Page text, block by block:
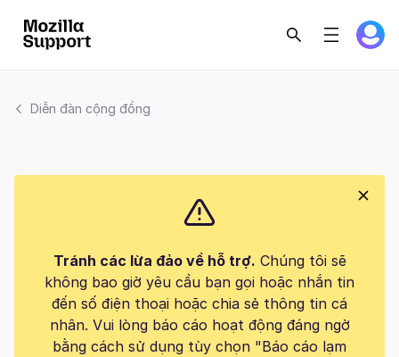
Diễn đàn cộng đồng
Tránh các lừa đảo về hỗ trợ. Chúng tôi sẽ
không bao giờ yêu cầu bạn gọi hoặc nhắn tin
đến số điện thoại hoặc chia sẻ thông tin cá
nhân. Vui lòng báo cáo hoạt động đáng ngờ
bằng cách sử dụng tùy chọn "Báo cáo lạm